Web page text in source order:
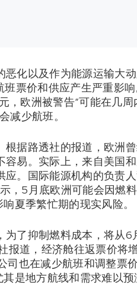
化以及作为能源运输大
票价和供应产生严重影响
欧洲被警告“可能在几周
减少航班。
据路透社的报道，欧洲
易。实际上，来自美国
。国际能源机构的负责
，5月底欧洲可能会因燃
夏季繁忙期的现实风险。
了抑制燃料成本，将从6
报道，经济舱往返票价将
也在减少航班和调整票
是地方航线和需求难以